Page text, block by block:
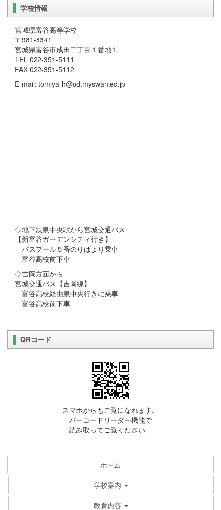
学校情報
宮城県富谷高等学校
〒981-3341
宮城県富谷市成田二丁目１番地１
TEL 022-351-5111
FAX 022-351-5112
E-mail: tomiya-h@od.myswan.ed.jp
◇地下鉄泉中央駅から宮城交通バス
【新富谷ガーデンシティ行き】
バスプール５番のりばより乗車
富谷高校前下車
◇吉岡方面から
宮城交通バス【吉岡線】
富谷高校経由泉中央行きに乗車
富谷高校前下車
QRコード
スマホからもご覧になれます。
バーコードリーダー機能で
読み取ってご覧ください。
ホーム
学校案内
教育内容